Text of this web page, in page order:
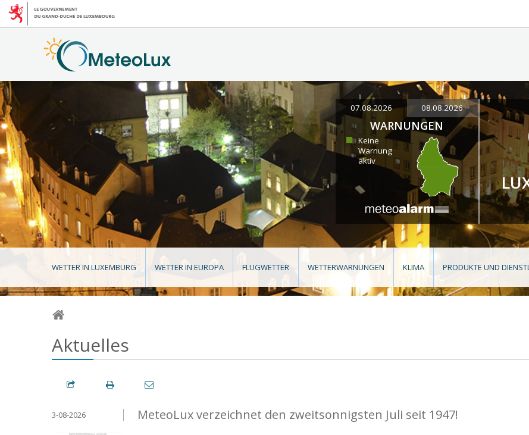
07.08.2026 08.08.2026
WARNUNGEN
Keine
Warnung
aktiv
WETTER IN LUXEMBURG WETTER IN EUROPA FLUGWETTER WETTERWARNUNGEN KLIMA PRODUKTE UND
Aktuelles
MeteoLux verzeichnet den zweitsonnigsten Juli seit 1947!
3-08-2026